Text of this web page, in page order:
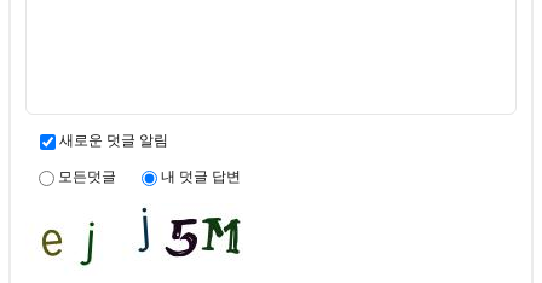
새로운 덧글 알림
모든덧글 내 덧글 답변